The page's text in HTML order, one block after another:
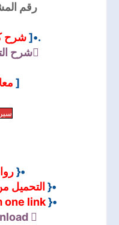
رقم
.•[شرح
شرح
[
•{
•{ التحميل
•{
one link